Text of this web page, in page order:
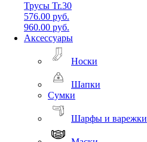
Трусы Tr.30
576.00 руб.
960.00 руб.
Аксессуары
Носки
Шапки
Сумки
Шарфы и варежки